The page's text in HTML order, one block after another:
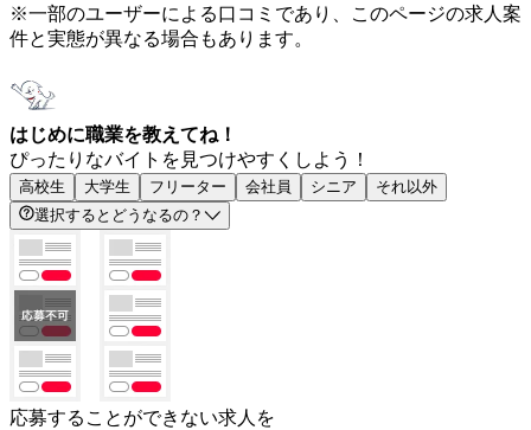
※一部のユーザーによる口コミであり、このページの求人案
件と実態が異なる場合もあります。
はじめに職業を教えてね！
ぴったりなバイトを見つけやすくしよう！
高校生 大学生 フリーター 会社員 シニア
それ以外
選択するとどうなるの？
応募することができない求人を